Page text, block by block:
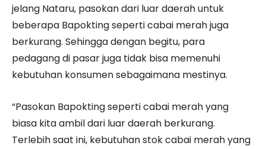
jelang Nataru, pasokan dari luar daerah untuk
beberapa Bapokting seperti cabai merah juga
berkurang. Sehingga dengan begitu, para
pedagang di pasar juga tidak bisa memenuhi
kebutuhan konsumen sebagaimana mestinya.
“Pasokan Bapokting seperti cabai merah yang
biasa kita ambil dari luar daerah berkurang.
Terlebih saat ini, kebutuhan stok cabai merah yang